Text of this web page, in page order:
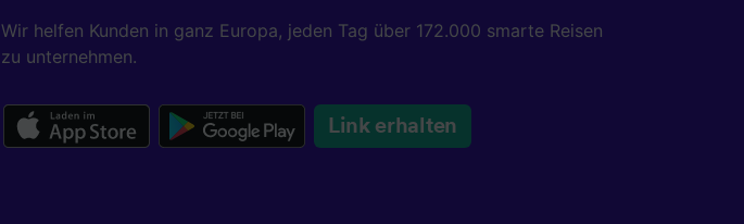
Wir helfen Kunden in ganz Europa, jeden Tag über 172.000 smarte Reisen
zu unternehmen.
Link erhalten